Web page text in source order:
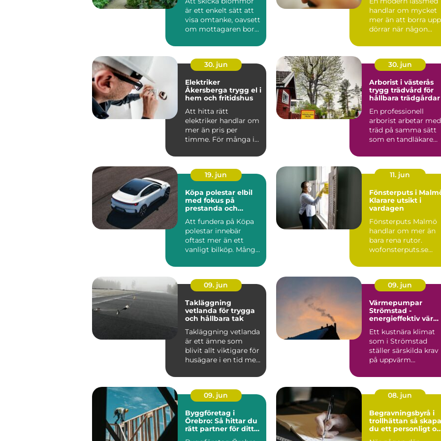
är ett enkelt sätt att
visa omtanke, oavsett
om mottagaren bor
handlar om mycket
mer än att borra upp
dörrar när någon
arbe...
30. jun
Elektriker
Åkersberga trygg el i
hem och fritidshus
Att hitta rätt
elektriker handlar om
mer än pris per
timme. För många i
förutsät...
30. jun
Arborist i västerås
trygg trädvård för
hållbara trädgårdar
En professionell
arborist arbetar med
träd på samma sätt
som en tandläkare
tid...
19. jun
Köpa polestar elbil
med fokus på
prestanda och
Att fundera på Köpa
polestar innebär
oftast mer än ett
vanligt bilköp. Många
...
11. jun
Fönsterputs i
Klarare utsikt i
vardagen
Fönsterputs Malmö
handlar om mer än
bara rena rutor.
wofonsterputs.se
09. jun
Takläggning
vetlanda för trygga
och hållbara tak
Takläggning vetlanda
är ett ämne som
blivit allt viktigare för
husägare i en tid med
09. jun
Värmepumpar
Strömstad -
energieffektiv
Ett kustnära klimat
som i Strömstad
ställer särskilda krav
på uppvärm...
09. jun
Byggföretag i
Örebro: Så hittar du
rätt partner för ditt
08. jun
Begravningsbyrå i
trollhättan så skapar
du ett personligt